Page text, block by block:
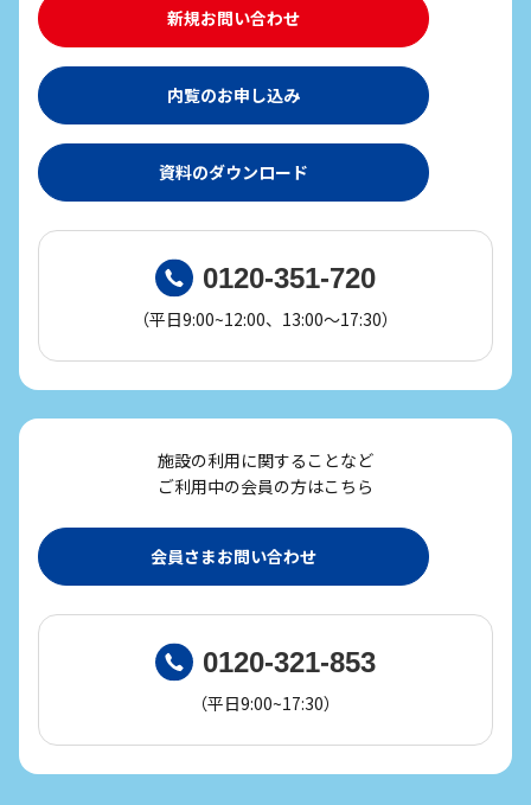
新規お問い合わせ
内覧のお申し込み
資料のダウンロード
0120-351-720
（平日9:00~12:00、13:00～17:30）
施設の利用に関することなど
ご利用中の会員の方はこちら
会員さまお問い合わせ
0120-321-853
（平日9:00~17:30）